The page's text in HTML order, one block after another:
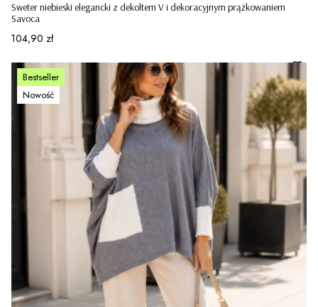
Sweter niebieski elegancki z dekoltem V i dekoracyjnym prążkowaniem
Savoca
Cena
104,90 zł
Bestseller
Nowość